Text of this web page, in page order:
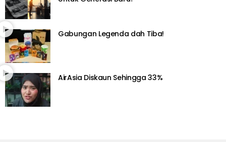
Gabungan Legenda dah Tiba!
AirAsia Diskaun Sehingga 33%